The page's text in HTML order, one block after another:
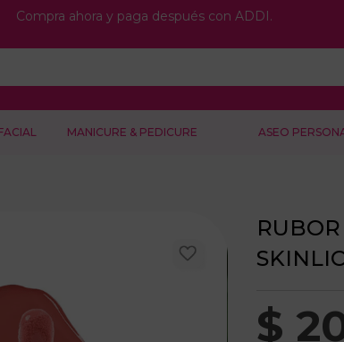
Compra ahora y paga después con ADDI.
MANICURE & PEDICURE ASEO
$